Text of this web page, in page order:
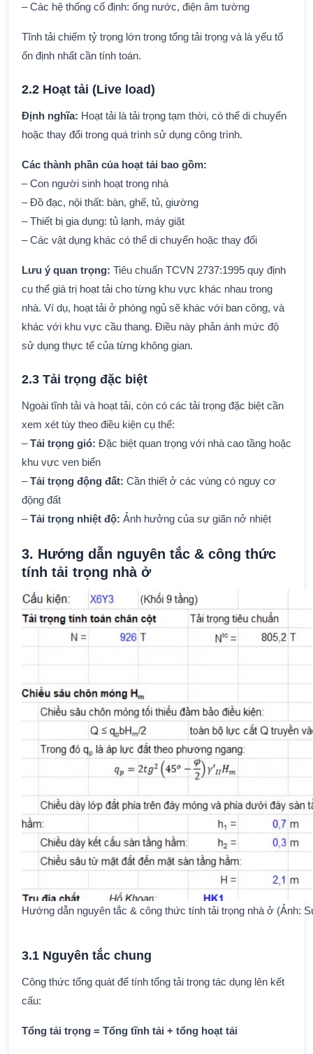
– Các hệ thống cố định: ống nước, điện âm tường
Tĩnh tải chiếm tỷ trọng lớn trong tổng tải trọng và là yếu tố
ổn định nhất cần tính toán.
2.2 Hoạt tải (Live load)
Định nghĩa: Hoạt tải là tải trọng tạm thời, có thể di chuyển
hoặc thay đổi trong quá trình sử dụng công trình.
Các thành phần của hoạt tải bao gồm:
– Con người sinh hoạt trong nhà
– Đồ đạc, nội thất: bàn, ghế, tủ, giường
– Thiết bị gia dụng: tủ lạnh, máy giặt
– Các vật dụng khác có thể di chuyển hoặc thay đổi
Lưu ý quan trọng: Tiêu chuẩn TCVN 2737:1995 quy định
cụ thể giá trị hoạt tải cho từng khu vực khác nhau trong
nhà. Ví dụ, hoạt tải ở phòng ngủ sẽ khác với ban công, và
khác với khu vực cầu thang. Điều này phản ánh mức độ
sử dụng thực tế của từng không gian.
2.3 Tải trọng đặc biệt
Ngoài tĩnh tải và hoạt tải, còn có các tải trọng đặc biệt cần
xem xét tùy theo điều kiện cụ thể:
–Tải trọng gió: Đặc biệt quan trọng với nhà cao tầng hoặc
khu vực ven biển
–Tải trọng động đất: Cần thiết ở các vùng có nguy cơ
động đất
–Tải trọng nhiệt độ: Ảnh hưởng của sự giãn nở nhiệt
3. Hướng dẫn nguyên tắc & công thức
tính tải trọng nhà ở
Hướng dẫn nguyên tắc & công thức tính tải trọng nhà ở (Ảnh:
3.1 Nguyên tắc chung
Công thức tổng quát để tính tổng tải trọng tác dụng lên kết
cấu:
Tổng tải trọng = Tổng tĩnh tải + tổng hoạt tải